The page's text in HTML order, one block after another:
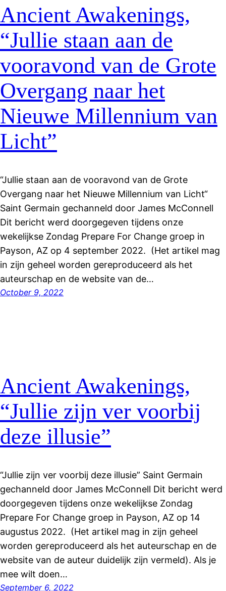
Ancient Awakenings,
“Jullie staan aan de
vooravond van de Grote
Overgang naar het
Nieuwe Millennium van
Licht”
“Jullie staan aan de vooravond van de Grote
Overgang naar het Nieuwe Millennium van Licht“
Saint Germain gechanneld door James McConnell
Dit bericht werd doorgegeven tijdens onze
wekelijkse Zondag Prepare For Change groep in
Payson, AZ op 4 september 2022. (Het artikel mag
in zijn geheel worden gereproduceerd als het
auteurschap en de website van de…
October 9, 2022
Ancient Awakenings,
“Jullie zijn ver voorbij
deze illusie”
“Jullie zijn ver voorbij deze illusie” Saint Germain
gechanneld door James McConnell Dit bericht werd
doorgegeven tijdens onze wekelijkse Zondag
Prepare For Change groep in Payson, AZ op 14
augustus 2022. (Het artikel mag in zijn geheel
worden gereproduceerd als het auteurschap en de
website van de auteur duidelijk zijn vermeld). Als je
mee wilt doen…
September 6, 2022